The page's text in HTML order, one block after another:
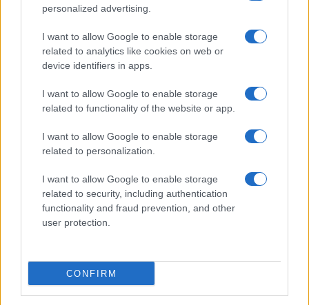
personalized advertising.
I want to allow Google to enable storage
related to analytics like cookies on web or
device identifiers in apps.
I want to allow Google to enable storage
related to functionality of the website or app.
I want to allow Google to enable storage
related to personalization.
I want to allow Google to enable storage
related to security, including authentication
functionality and fraud prevention, and other
user protection.
CONFIRM